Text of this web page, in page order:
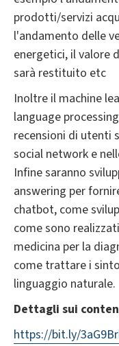
prodotti/servizi
l'andamento delle
energetici, il valore
sarà restituito etc
Inoltre il machine
language
recensioni di utenti
social network e
Infine saranno
answering per
chatbot, come
come sono
medicina per la
come trattare i
linguaggio naturale.
Dettagli sui
https://bit.ly/